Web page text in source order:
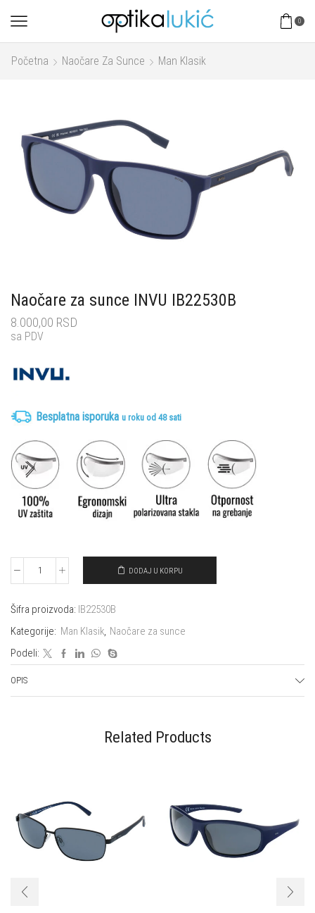
0
Početna Naočare Za Sunce Man Klasik
Naočare za sunce INVU IB22530B
8.000,00 RSD
sa PDV
Besplatna isporuka u roku od 48 sati
Naočare
sunce
IB22530B
količina
DODAJ U KORPU
Šifra proizvoda: IB22530B
Kategorije: Man Klasik, Naočare za sunce
Podeli:
OPIS
Related Products